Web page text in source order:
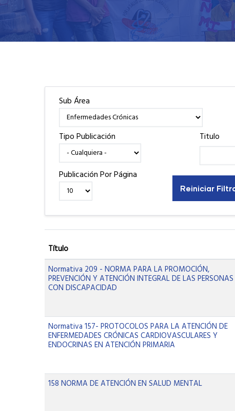
Sub Área
Tipo Publicación Titulo
Publicación Por Página
Título
Normativa 209 - NORMA PARA LA PROMOCIÓN,
PREVENCIÓN Y ATENCIÓN INTEGRAL DE LAS PERSONAS
CON DISCAPACIDAD
Normativa 157- PROTOCOLOS PARA LA ATENCIÓN DE
ENFERMEDADES CRÓNICAS CARDIOVASCULARES Y
ENDOCRINAS EN ATENCIÓN PRIMARIA
158 NORMA DE ATENCIÓN EN SALUD MENTAL